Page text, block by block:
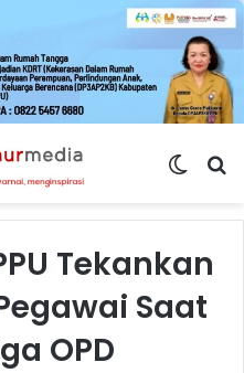
Switch
Tekankan
Saat
OPD